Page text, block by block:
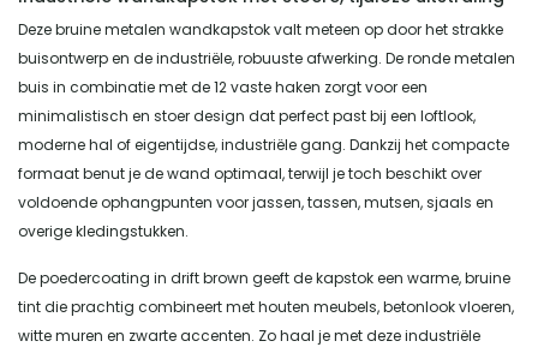
Deze bruine metalen wandkapstok valt meteen op door het strakke
buisontwerp en de industriële, robuuste afwerking. De ronde metalen
buis in combinatie met de 12 vaste haken zorgt voor een
minimalistisch en stoer design dat perfect past bij een loftlook,
moderne hal of eigentijdse, industriële gang. Dankzij het compacte
formaat benut je de wand optimaal, terwijl je toch beschikt over
voldoende ophangpunten voor jassen, tassen, mutsen, sjaals en
overige kledingstukken.
De poedercoating in drift brown geeft de kapstok een warme, bruine
tint die prachtig combineert met houten meubels, betonlook vloeren,
witte muren en zwarte accenten. Zo haal je met deze industriële